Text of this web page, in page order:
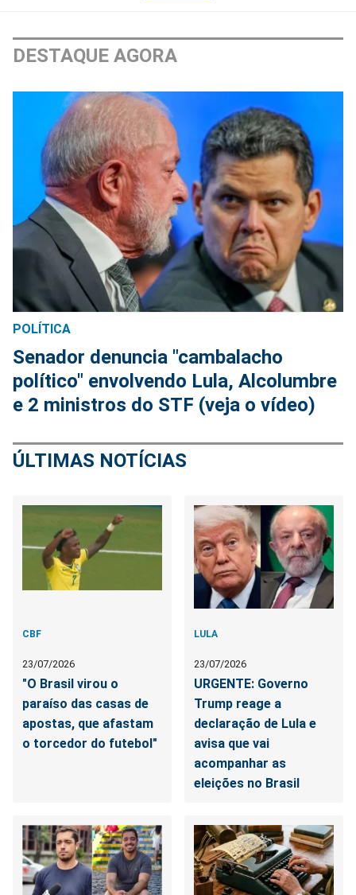
DESTAQUE AGORA
POLÍTICA
Senador denuncia "cambalacho
político" envolvendo Lula, Alcolumbre
e 2 ministros do STF (veja o vídeo)
ÚLTIMAS NOTÍCIAS
CBF
23/07/2026
"O Brasil virou o
paraíso das casas de
apostas, que afastam
o torcedor do futebol"
LULA
23/07/2026
URGENTE: Governo
Trump reage a
declaração de Lula e
avisa que vai
acompanhar as
eleições no Brasil